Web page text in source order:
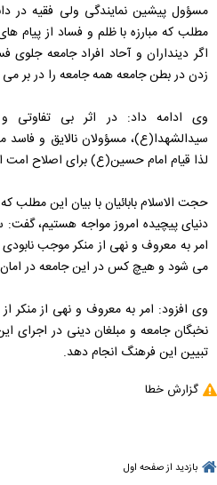
مسؤول پیشین نمایندگی ولی فقیه در
مطلب که مبارزه با ظلم و فساد از پیام
اگر دینداران و آحاد افراد جامعه جلوی
زدن در بطن جامعه همه جامعه را در بر می
وی ادامه داد: در اثر بی تفاوتی
سیدالشهدا(ع)، مسؤولان نالایق و
لذا قیام امام حسین(ع) برای اصلاح امت
حجت الاسلام بابائیان با بیان این مطلب
دنیای پیچیده امروز مواجه هستیم،
امر به معروف و نهی از منکر موجب
می شود و هیچ کس در این جامعه در
وی افزود: امر به معروف و نهی از منکر
نخبگان جامعه و مبلغان دینی در اجرای
تبیین این فرهنگ انجام دهد.
گزارش خطا
بازدید از صفحه اول